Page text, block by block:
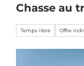
Chasse au
Temps libre Offre